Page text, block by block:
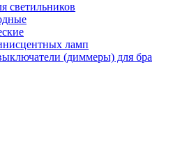
светильников
ламп
(диммеры) для бра